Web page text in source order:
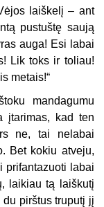
laiškelį – ant
pustuštę saują
auga! Esi labai
Lik toks ir toliau!
metais!“
mandagumu
įtarimas, kad ten
ne, tai nelabai
Bet kokiu atveju,
prifantazuoti labai
laikiau tą laiškutį
pirštus truputį jį